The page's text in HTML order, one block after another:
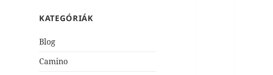
KATEGÓRIÁK
Blog
Camino